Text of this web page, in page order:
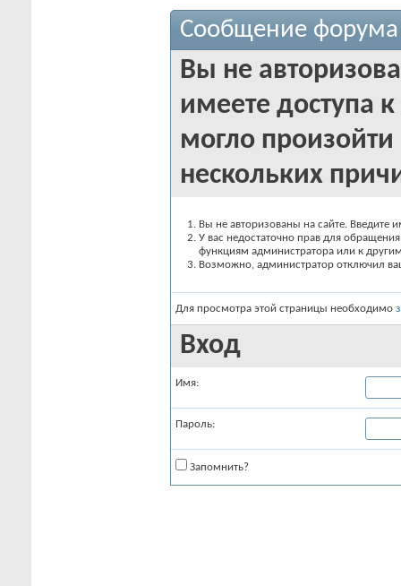
Сообщение форума
Вы не
имеете доступа
могло
нескольких
Вы не авторизованы на сайте. Введите
У вас недостаточно прав для
функциям администратора или к
Возможно, администратор отключил
Для просмотра этой страницы необходимо
Вход
Имя:
Пароль:
Запомнить?